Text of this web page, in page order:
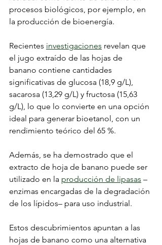
procesos biológicos, por ejemplo, en
la producción de bioenergía.
Recientes investigaciones revelan que
el jugo extraído de las hojas de
banano contiene cantidades
significativas de glucosa (18,9 g/L),
sacarosa (13,29 g/L) y fructosa (15,63
g/L), lo que lo convierte en una opción
ideal para generar bioetanol, con un
rendimiento teórico del 65 %.
Además, se ha demostrado que el
extracto de hoja de banano puede ser
utilizado en la producción de lipasas –
enzimas encargadas de la degradación
de los lípidos– para uso industrial.
Estos descubrimientos apuntan a las
hojas de banano como una alternativa